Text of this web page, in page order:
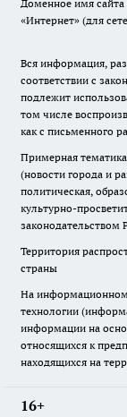
Доменное имя
«Интернет» (для
Вся информация,
соответствии с
подлежит
том числе
как с письменного
Примерная
(новости города и
политическая,
культурно-
законодательством
Территория
страны
На информационном
технологии
информации на
относящихся к
находящихся на
16+